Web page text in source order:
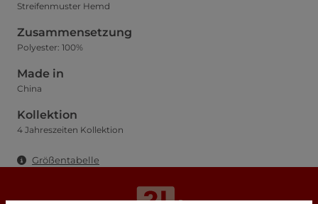
Streifenmuster Hemd
Zusammensetzung
Polyester: 100%
Made in
China
Kollektion
4 Jahreszeiten Kollektion
Größentabelle